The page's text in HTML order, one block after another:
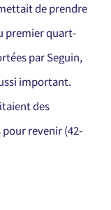
de prendre
premier quart-
par Seguin,
important.
des
revenir (42-